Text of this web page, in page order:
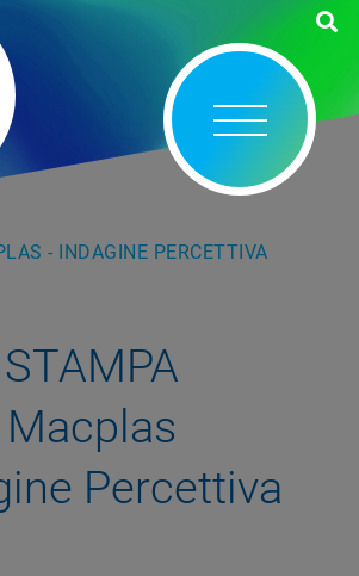
- INDAGINE PERCETTIVA
STAMPA
Macplas
Percettiva